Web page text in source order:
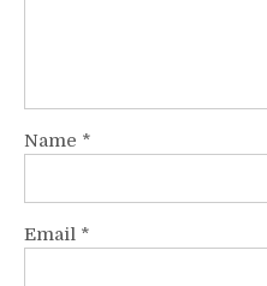
Name *
Email *